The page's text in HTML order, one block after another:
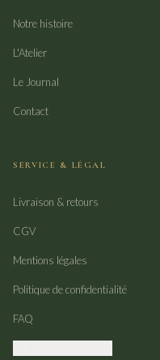
Notre histoire
L'Atelier
Le Journal
Contact
SERVICE & LÉGAL
Livraison & retours
CGV
Mentions légales
Politique de confidentialité
FAQ